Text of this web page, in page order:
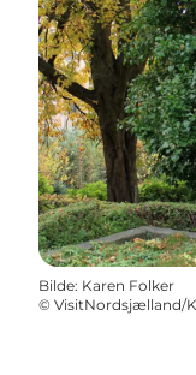
Bilde: Karen Folker
© VisitNordsjælland/